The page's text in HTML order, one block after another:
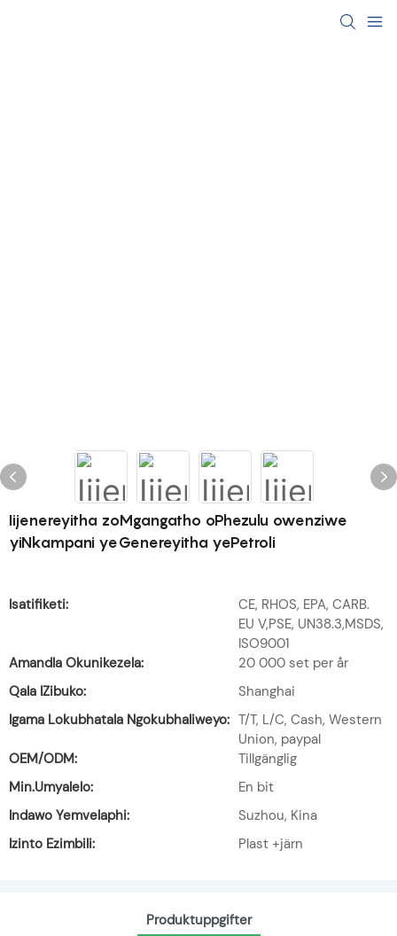
Iijenereyitha zoMgangatho oPhezulu owenziwe
yiNkampani yeGenereyitha yePetroli
Isatifiketi:
CE, RHOS, EPA, CARB.
EU V,PSE, UN38.3,MSDS,
ISO9001
Amandla Okunikezela:
20 000 set per år
Qala IZibuko:
Shanghai
Igama Lokubhatala Ngokubhaliweyo: T/T, L/C, Cash, Western
Union, paypal
OEM/ODM:
Tillgänglig
Min.Umyalelo:
En bit
Indawo Yemvelaphi:
Suzhou, Kina
Izinto Ezimbili:
Plast +järn
Produktuppgifter